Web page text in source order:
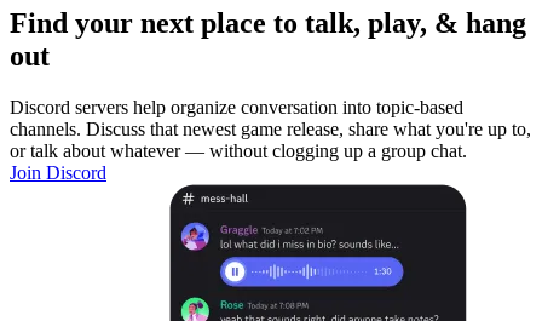
Find your next place to talk, play, & hang
out
Discord servers help organize conversation into topic-based
channels. Discuss that newest game release, share what you're up to,
or talk about whatever — without clogging up a group chat.
Join Discord